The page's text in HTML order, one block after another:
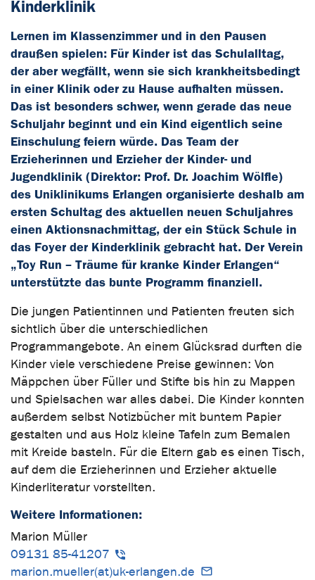
Kinderklinik
Lernen im Klassenzimmer und in den Pausen
draußen spielen: Für Kinder ist das Schulalltag,
der aber wegfällt, wenn sie sich krankheitsbedingt
in einer Klinik oder zu Hause aufhalten müssen.
Das ist besonders schwer, wenn gerade das neue
Schuljahr beginnt und ein Kind eigentlich seine
Einschulung feiern würde. Das Team der
Erzieherinnen und Erzieher der Kinder- und
Jugendklinik (Direktor: Prof. Dr. Joachim Wölfle)
des Uniklinikums Erlangen organisierte deshalb am
ersten Schultag des aktuellen neuen Schuljahres
einen Aktionsnachmittag, der ein Stück Schule in
das Foyer der Kinderklinik gebracht hat. Der Verein
„Toy Run – Träume für kranke Kinder Erlangen“
unterstützte das bunte Programm finanziell.
Die jungen Patientinnen und Patienten freuten sich
sichtlich über die unterschiedlichen
Programmangebote. An einem Glücksrad durften die
Kinder viele verschiedene Preise gewinnen: Von
Mäppchen über Füller und Stifte bis hin zu Mappen
und Spielsachen war alles dabei. Die Kinder konnten
außerdem selbst Notizbücher mit buntem Papier
gestalten und aus Holz kleine Tafeln zum Bemalen
mit Kreide basteln. Für die Eltern gab es einen Tisch,
auf dem die Erzieherinnen und Erzieher aktuelle
Kinderliteratur vorstellten.
Weitere Informationen:
Marion Müller
09131 85-41207
marion.mueller(at)uk-erlangen.de